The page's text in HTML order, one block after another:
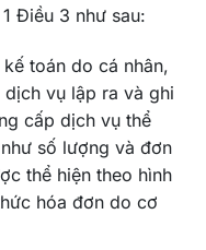
Điều 3 như sau:
toán do cá nhân,
vụ lập ra và ghi
cấp dịch vụ thể
số lượng và đơn
thể hiện theo hình
hóa đơn do cơ